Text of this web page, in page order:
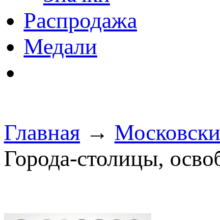
Распродажа
Медали
Главная →
Города-столицы,